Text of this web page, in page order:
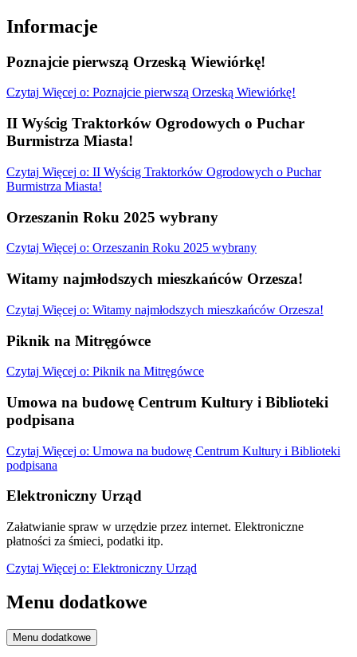
Informacje
Poznajcie pierwszą Orzeską Wiewiórkę!
Czytaj Więcej o: Poznajcie pierwszą Orzeską Wiewiórkę!
II Wyścig Traktorków Ogrodowych o Puchar
Burmistrza Miasta!
Czytaj Więcej o: II Wyścig Traktorków Ogrodowych o Puchar
Burmistrza Miasta!
Orzeszanin Roku 2025 wybrany
Czytaj Więcej o: Orzeszanin Roku 2025 wybrany
Witamy najmłodszych mieszkańców Orzesza!
Czytaj Więcej o: Witamy najmłodszych mieszkańców Orzesza!
Piknik na Mitręgówce
Czytaj Więcej o: Piknik na Mitręgówce
Umowa na budowę Centrum Kultury i Biblioteki
podpisana
Czytaj Więcej o: Umowa na budowę Centrum Kultury i Biblioteki
podpisana
Elektroniczny Urząd
Załatwianie spraw w urzędzie przez internet. Elektroniczne
płatności za śmieci, podatki itp.
Czytaj Więcej o: Elektroniczny Urząd
Menu dodatkowe
Menu dodatkowe